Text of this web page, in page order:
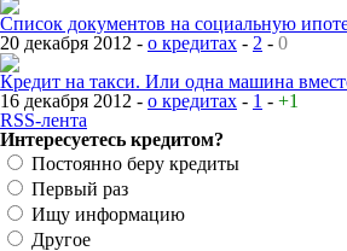
Список документов на социальную
20 декабря 2012 - о кредитах - 2 - 0
Кредит на такси. Или одна машина
16 декабря 2012 - о кредитах - 1 - +1
RSS-лента
Интересуетесь кредитом?
Постоянно беру кредиты
Первый раз
Ищу информацию
Другое